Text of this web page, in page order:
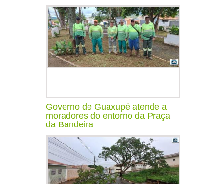
Governo de Guaxupé atende a
moradores do entorno da Praça
da Bandeira